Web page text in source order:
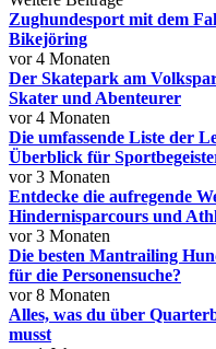
Zughundesport mit dem
Bikejöring
vor 4 Monaten
Der Skatepark am
Skater und Abenteurer
vor 4 Monaten
Die umfassende Liste der
Überblick für
vor 3 Monaten
Entdecke die aufregende
Hindernisparcours und
vor 3 Monaten
Die besten Mantrailing
für die Personensuche?
vor 8 Monaten
Alles, was du über
musst